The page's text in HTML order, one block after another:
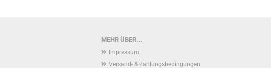
MEHR ÜBER...
Impressum
Versand- & Zahlungsbedingungen